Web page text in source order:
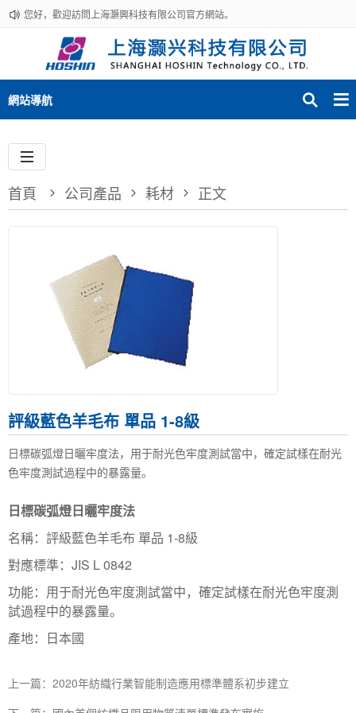
您好，歡迎訪問上海灝興科技有限公司官方網站。
網站導航
首頁 公司產品 耗材 正文
評級藍色羊毛布 單品 1-8級
日標碳弧燈日曬牢度法，用于耐光色牢度測試當中，確定試樣在耐光
色牢度測試過程中的暴露量。
日標碳弧燈日曬牢度法
名稱：評級藍色羊毛布 單品 1-8級
對應標準：JIS L 0842
功能：用于耐光色牢度測試當中，確定試樣在耐光色牢度測
試過程中的暴露量。
產地：日本國
上一篇：2020年紡織行業智能制造應用標準體系初步建立